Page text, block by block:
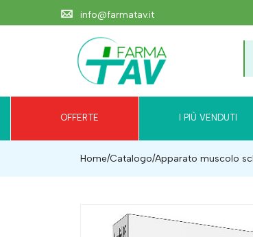
info@farmatav.it
OFFERTE I PIÙ VENDUTI
Home Catalogo/Apparato muscolo